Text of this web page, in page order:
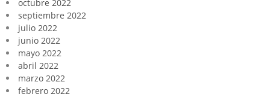
octubre 2022
septiembre 2022
julio 2022
junio 2022
mayo 2022
abril 2022
marzo 2022
febrero 2022